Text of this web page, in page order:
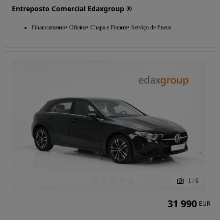
Entreposto Comercial Edaxgroup ®
Financiamento Oficina Chapa e Pintura Serviço de Pneus
1 / 6
31 990 EUR